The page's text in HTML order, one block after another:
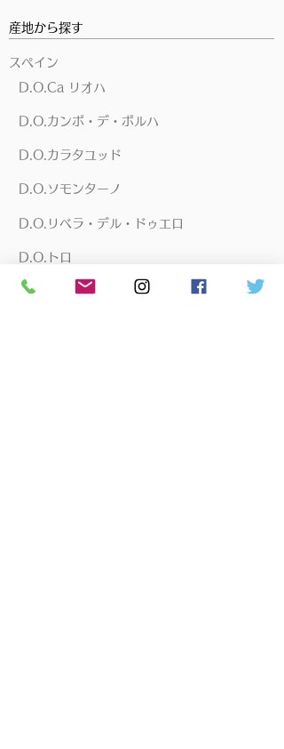
産地から探す
スペイン
D.O.Ca リオハ
D.O.カンポ・デ・ボルハ
D.O.カラタユッド
D.O.ソモンターノ
D.O.リベラ・デル・ドゥエロ
D.O.トロ
D.O.ナバーラ